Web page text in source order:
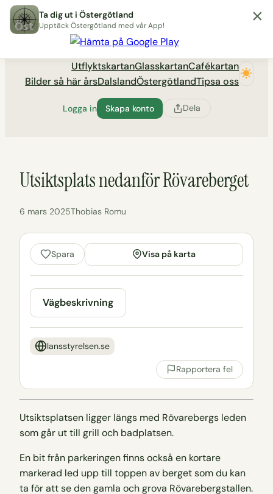
Hoppa
till
Utflyktsportalen tadigut.nu
UtflyktskartanGlasskartanCafékartan
Bilder så här årsDalslandÖstergötlandTipsa oss
Logga in Skapa konto Dela
Utsiktsplats nedanför Rövareberget
6 mars 2025Thobias Romu
Spara Visa på karta
Vägbeskrivning
lansstyrelsen.se
Rapportera fel
Utsiktsplatsen ligger längs med Rövarebergs leden
som går ut till grill och badplatsen.
En bit från parkeringen finns också en kortare
markerad led upp till toppen av berget som du kan
ta för att se den gamla och grova Rövarebergstallen.
Ta dig ut i Östergötland
Upptäck Östergötland med vår App! ×